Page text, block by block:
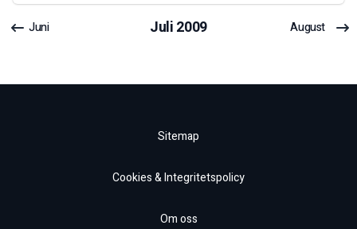
Juni Juli2009 August
Sitemap
Cookies & Integritetspolicy
Om oss